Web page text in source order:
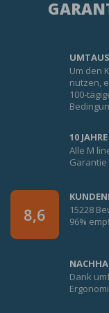
Um den
nutzen,
100-
10
Alle M
Garantie
8,6
15228
96%
Dank